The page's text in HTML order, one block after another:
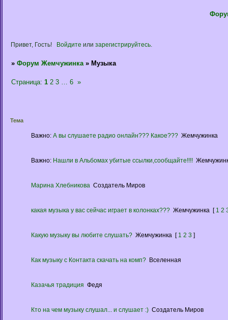
Привет, Гость! Войдите или зарегистрируйтесь.
» Форум Жемчужинка » Музыка
Страница: 1 2 3 … 6 »
Тема
Важно: А вы слушаете радио онлайн??? Какое??? Жемчужинка
Важно: Нашли в Альбомах убитые ссылки,сообщайте!!!!
Марина Хлебникова Создатель Миров
какая музыка у вас сейчас играет в колонках??? Жемчужинка [ 1 2
Какую музыку вы любите слушать? Жемчужинка [ 1 2 3 ]
Как музыку с Контакта скачать на комп? Вселенная
Казачья традиция Федя
Кто на чем музыку слушал... и слушает :) Создатель Миров